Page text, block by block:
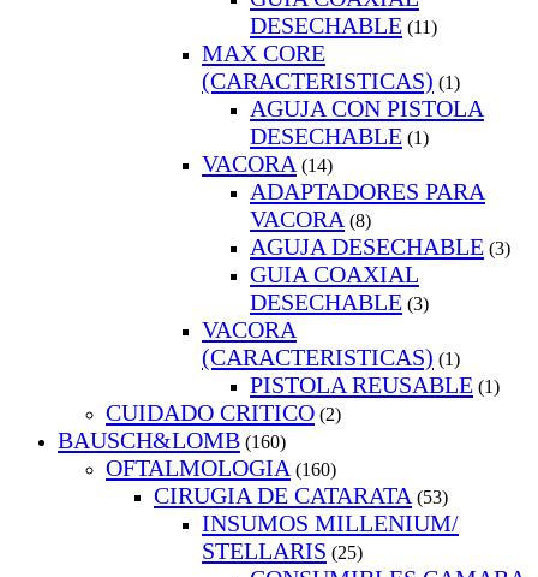
DESECHABLE (11)
MAX CORE
(CARACTERISTICAS) (1)
AGUJA CON PISTOLA
DESECHABLE (1)
VACORA (14)
ADAPTADORES PARA
VACORA (8)
AGUJA DESECHABLE (3)
GUIA COAXIAL
DESECHABLE (3)
VACORA
(CARACTERISTICAS) (1)
PISTOLA REUSABLE (1)
CUIDADO CRITICO (2)
BAUSCH&LOMB (160)
OFTALMOLOGIA (160)
CIRUGIA DE CATARATA (53)
INSUMOS MILLENIUM/
STELLARIS (25)